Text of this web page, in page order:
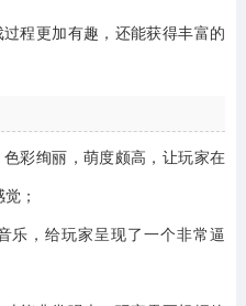
程更加有趣，还能获得丰富的
彩绚丽，萌度颇高，让玩家在
；
乐，给玩家呈现了一个非常逼